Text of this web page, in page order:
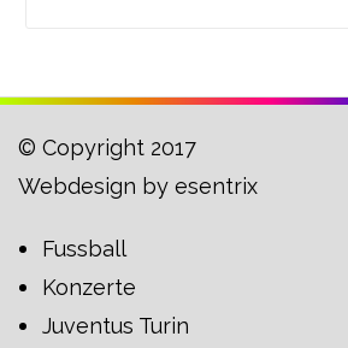
© Copyright 2017
Webdesign by esentrix
Fussball
Konzerte
Juventus Turin